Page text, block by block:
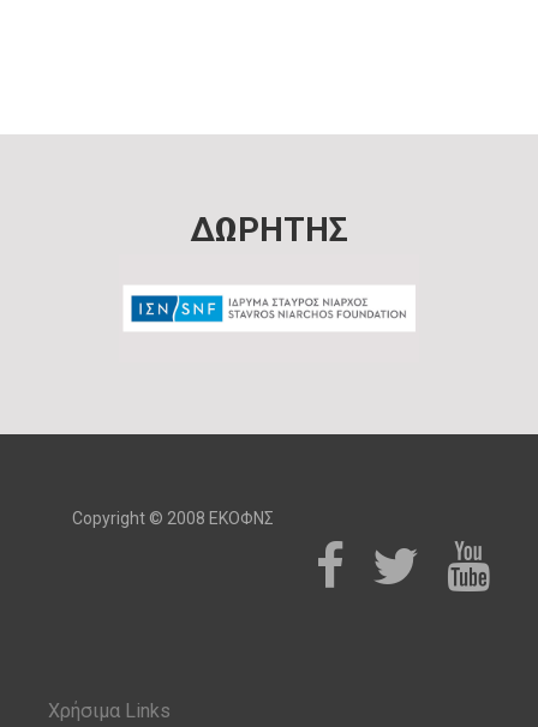
ΔΩΡΗΤΗΣ
Copyright © 2008 ΕΚΟΦΝΣ
Χρήσιμα Links